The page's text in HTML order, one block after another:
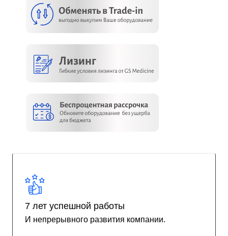
7 лет успешной работы
И непрерывного развития компании.